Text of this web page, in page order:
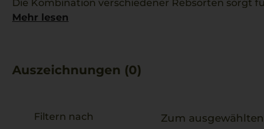
Die Kombination verschiedener Rebsorten sorgt
aromatische Textur. Das Weingut legt großen
Mehr lesen
Auszeichnungen (0)
Filtern nach
Zum